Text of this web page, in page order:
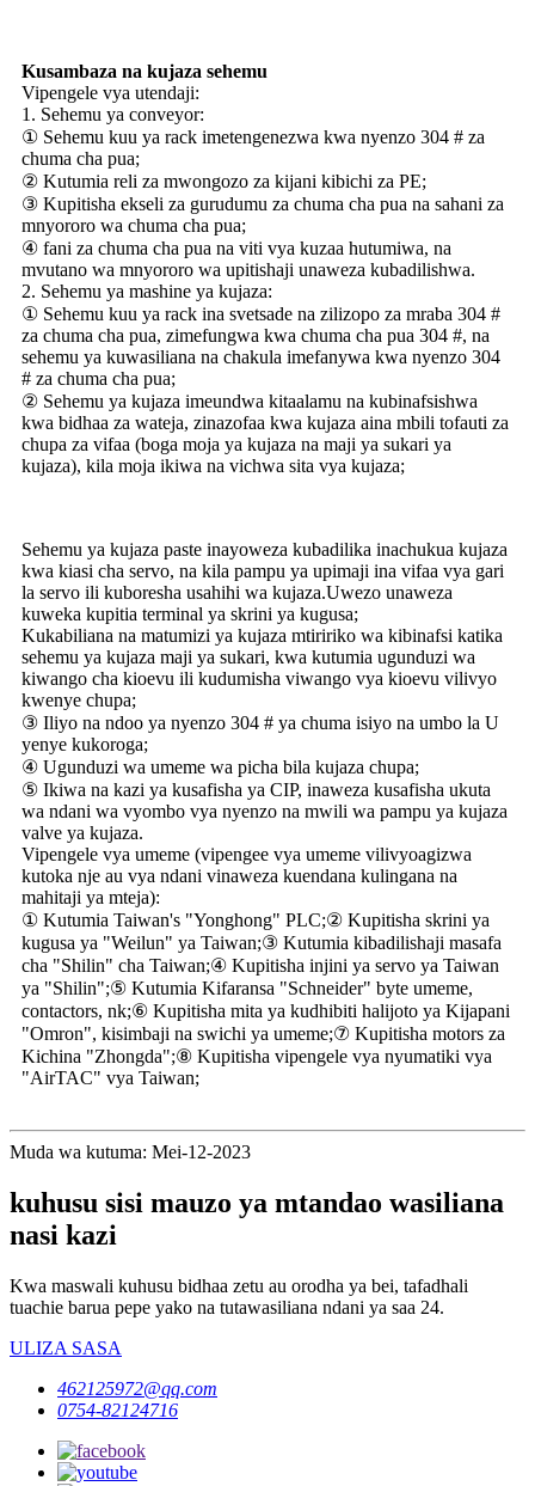
Kusambaza na kujaza sehemu
Vipengele vya utendaji:
1. Sehemu ya conveyor:
① Sehemu kuu ya rack imetengenezwa kwa nyenzo 304 # za
chuma cha pua;
② Kutumia reli za mwongozo za kijani kibichi za PE;
③ Kupitisha ekseli za gurudumu za chuma cha pua na sahani za
mnyororo wa chuma cha pua;
④ fani za chuma cha pua na viti vya kuzaa hutumiwa, na
mvutano wa mnyororo wa upitishaji unaweza kubadilishwa.
2. Sehemu ya mashine ya kujaza:
① Sehemu kuu ya rack ina svetsade na zilizopo za mraba 304 #
za chuma cha pua, zimefungwa kwa chuma cha pua 304 #, na
sehemu ya kuwasiliana na chakula imefanywa kwa nyenzo 304
# za chuma cha pua;
② Sehemu ya kujaza imeundwa kitaalamu na kubinafsishwa
kwa bidhaa za wateja, zinazofaa kwa kujaza aina mbili tofauti za
chupa za vifaa (boga moja ya kujaza na maji ya sukari ya
kujaza), kila moja ikiwa na vichwa sita vya kujaza;
Sehemu ya kujaza paste inayoweza kubadilika inachukua kujaza
kwa kiasi cha servo, na kila pampu ya upimaji ina vifaa vya gari
la servo ili kuboresha usahihi wa kujaza.Uwezo unaweza
kuweka kupitia terminal ya skrini ya kugusa;
Kukabiliana na matumizi ya kujaza mtiririko wa kibinafsi katika
sehemu ya kujaza maji ya sukari, kwa kutumia ugunduzi wa
kiwango cha kioevu ili kudumisha viwango vya kioevu vilivyo
kwenye chupa;
③ Iliyo na ndoo ya nyenzo 304 # ya chuma isiyo na umbo la U
yenye kukoroga;
④ Ugunduzi wa umeme wa picha bila kujaza chupa;
⑤ Ikiwa na kazi ya kusafisha ya CIP, inaweza kusafisha ukuta
wa ndani wa vyombo vya nyenzo na mwili wa pampu ya kujaza
valve ya kujaza.
Vipengele vya umeme (vipengee vya umeme vilivyoagizwa
kutoka nje au vya ndani vinaweza kuendana kulingana na
mahitaji ya mteja):
① Kutumia Taiwan's "Yonghong" PLC;② Kupitisha skrini ya
kugusa ya "Weilun" ya Taiwan;③ Kutumia kibadilishaji masafa
cha "Shilin" cha Taiwan;④ Kupitisha injini ya servo ya Taiwan
ya "Shilin";⑤ Kutumia Kifaransa "Schneider" byte umeme,
contactors, nk;⑥ Kupitisha mita ya kudhibiti halijoto ya Kijapani
"Omron", kisimbaji na swichi ya umeme;⑦ Kupitisha motors za
Kichina "Zhongda";⑧ Kupitisha vipengele vya nyumatiki vya
"AirTAC" vya Taiwan;
Muda wa kutuma: Mei-12-2023
kuhusu sisi mauzo ya mtandao wasiliana
nasi kazi
Kwa maswali kuhusu bidhaa zetu au orodha ya bei, tafadhali
tuachie barua pepe yako na tutawasiliana ndani ya saa 24.
ULIZA SASA
462125972@qq.com
0754-82124716